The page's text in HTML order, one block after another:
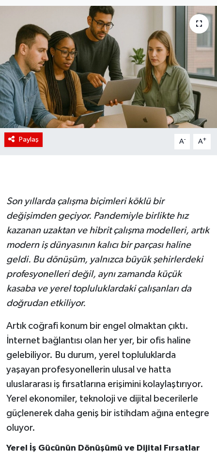
Paylaş A- A+
Son yıllarda çalışma biçimleri köklü bir
değişimden geçiyor. Pandemiyle birlikte hız
kazanan uzaktan ve hibrit çalışma modelleri, artık
modern iş dünyasının kalıcı bir parçası haline
geldi. Bu dönüşüm, yalnızca büyük şehirlerdeki
profesyonelleri değil, aynı zamanda küçük
kasaba ve yerel topluluklardaki çalışanları da
doğrudan etkiliyor.
Artık coğrafi konum bir engel olmaktan çıktı.
İnternet bağlantısı olan her yer, bir ofis haline
gelebiliyor. Bu durum, yerel topluluklarda
yaşayan profesyonellerin ulusal ve hatta
uluslararası iş fırsatlarına erişimini kolaylaştırıyor.
Yerel ekonomiler, teknoloji ve dijital becerilerle
güçlenerek daha geniş bir istihdam ağına entegre
oluyor.
Yerel İş Gücünün Dönüşümü ve Dijital Fırsatlar